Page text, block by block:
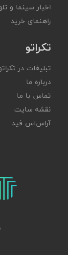
اخبار سینما و
راهنمای خرید
تکراتو
تبلیغات در
درباره ما
تماس با ما
نقشه سایت
آر‌اس‌اس فید
تکراتو – زندگی با